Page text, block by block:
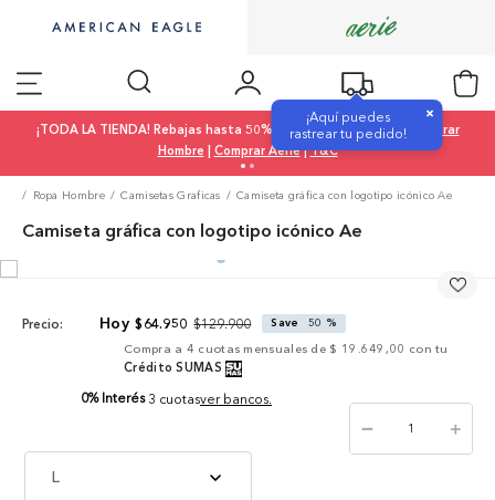
¡Aquí puedes
rastrear tu pedido!
×
¡TODA LA TIENDA! Rebajas hasta 50% OFF |Comprar Mujer|
Comprar
Hombre | Comprar Aerie|T&C
Ropa Hombre Camisetas Graficas Camiseta gráfica con logotipo icónico Ae
Camiseta gráfica con logotipo icónico Ae
Precio: $64.950 $129.900 Save 50 %
Compra a 4 cuotas mensuales de $ 19.649,00 con tu
Crédito SUMAS
0% Interés 3 cuotasver bancos.
L
＋
－